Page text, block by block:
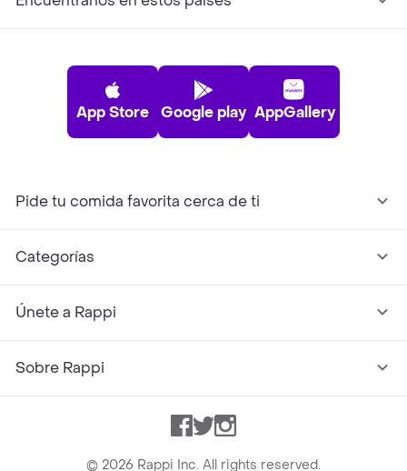
App Store Google play AppGallery
Pide tu comida favorita cerca de ti
Categorías
Únete a Rappi
Sobre Rappi
Facebook
TwitterInstagram
© 2026 Rappi Inc. All rights reserved.